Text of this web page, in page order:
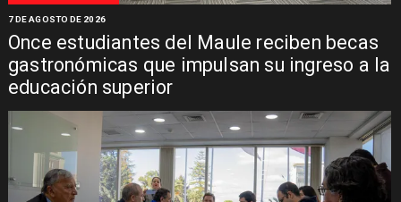
Once estudiantes del Maule reciben becas
gastronómicas que impulsan su ingreso a la
educación superior
7 DE AGOSTO DE 2026